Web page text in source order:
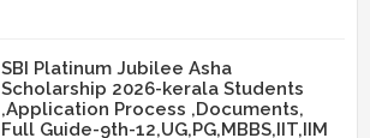
SBI Platinum Jubilee Asha
Scholarship 2026-kerala Students
,Application Process ,Documents,
Full Guide-9th-12,UG,PG,MBBS,IIT,IIM